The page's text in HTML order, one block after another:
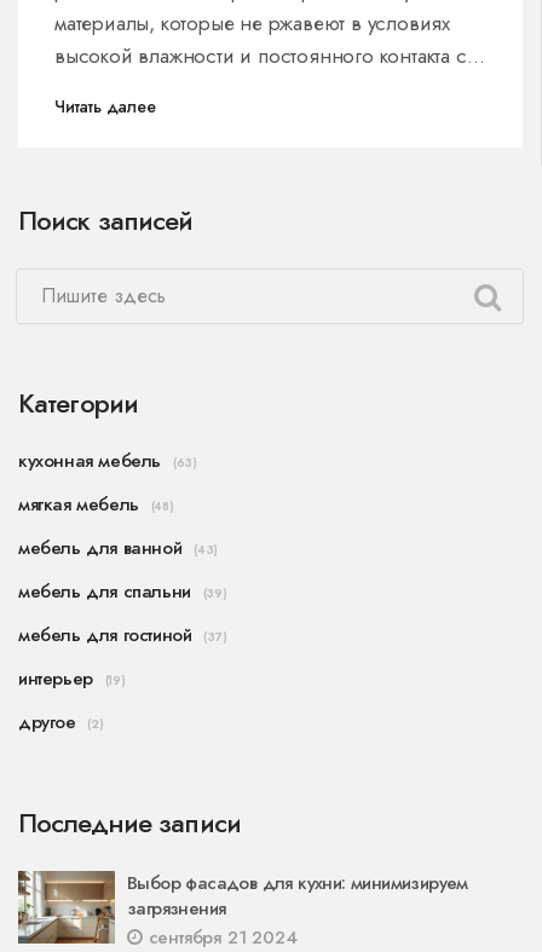
материалы, которые не ржавеют в условиях
высокой влажности и постоянного контакта с
минусам каждого материала, а также полезным
Читать далее
Поиск записей
Категории
кухонная мебель (63)
мягкая мебель (48)
мебель для ванной (43)
мебель для спальни (39)
мебель для гостиной (37)
интерьер (19)
другое (2)
Последние записи
Выбор фасадов для кухни: минимизируем
загрязнения
сентября 21 2024